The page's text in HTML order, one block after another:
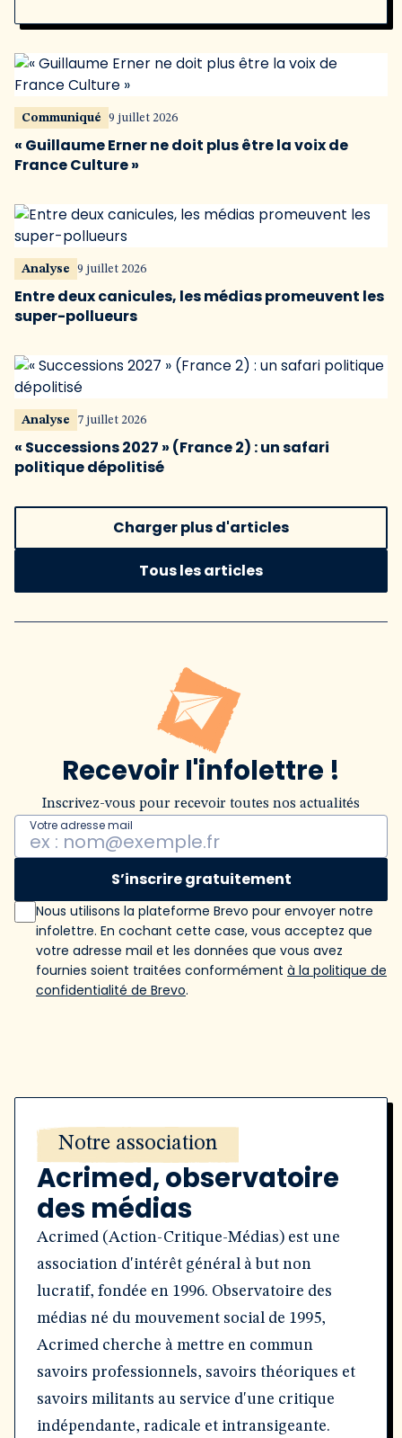
Communiqué 9 juillet 2026
« Guillaume Erner ne doit plus être la voix de
France Culture »
Analyse 9 juillet 2026
Entre deux canicules, les médias promeuvent les
super-pollueurs
Analyse 7 juillet 2026
« Successions 2027 » (France 2) : un safari
politique dépolitisé
Charger plus d'articles
Tous les articles
Recevoir l'infolettre !
Inscrivez-vous pour recevoir toutes nos actualités
Votre adresse mail
S’inscrire gratuitement
Nous utilisons la plateforme Brevo pour envoyer notre
infolettre. En cochant cette case, vous acceptez que
votre adresse mail et les données que vous avez
fournies soient traitées conformément à la politique de
confidentialité de Brevo.
Notre association
Acrimed, observatoire
des médias
Acrimed (Action-Critique-Médias) est une
association d'intérêt général à but non
lucratif, fondée en 1996. Observatoire des
médias né du mouvement social de 1995,
Acrimed cherche à mettre en commun
savoirs professionnels, savoirs théoriques et
savoirs militants au service d'une critique
indépendante, radicale et intransigeante.